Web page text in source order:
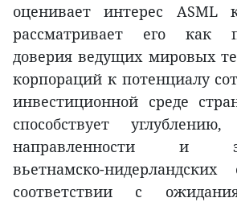
оценивает интерес
рассматривает его как
доверия ведущих мировых
корпораций к потенциалу
инвестиционной среде
способствует углублению,
направленности и
вьетнамско-
соответствии с